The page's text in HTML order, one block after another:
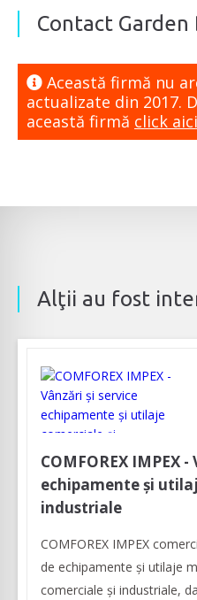
Contact Garden
Această firmă nu
actualizate din 2017.
această firmă click
Alţii au fost
COMFOREX IMPEX
echipamente și
industriale
COMFOREX IMPEX
de echipamente și utilaje
comerciale și industriale,